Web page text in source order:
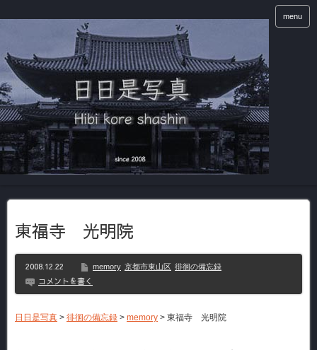
menu
東福寺 光明院
2008.12.22 memory 京都市東山区 徘徊の備忘録
コメントを書く
日日是写真 > 徘徊の備忘録 > memory > 東福寺 光明院